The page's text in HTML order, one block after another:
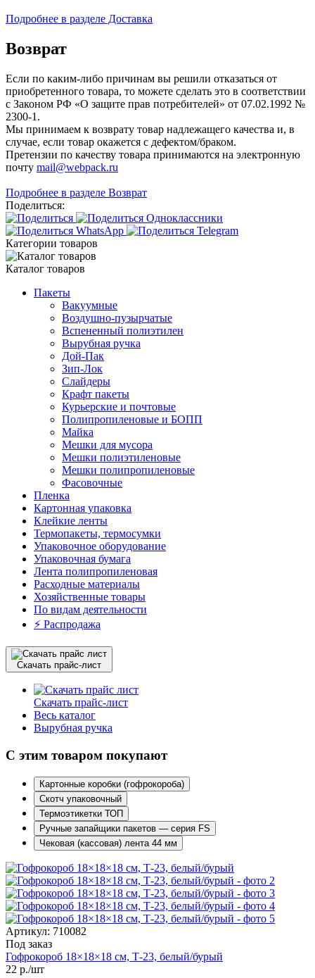
Подробнее в разделе Доставка
Возврат
Если по каким-либо причинам вы решили отказаться от
приобретенного товара, то можете сделать это в соответствии
с Законом РФ «О защите прав потребителей» от 07.02.1992 №
2300-1.
Мы принимаем к возврату товар надлежащего качества и, в
случае, если товар окажется с дефектом/браком.
Претензии по качеству товара принимаются на электронную
почту mail@webpack.ru
Подробнее в разделе Возврат
Поделиться:
Категории товаров
Каталог товаров
Пакеты
Вакуумные
Воздушно-пузырчатые
Вспененный полиэтилен
Вырубная ручка
Дой-Пак
Зип-Лок
Слайдеры
Крафт пакеты
Курьерские и почтовые
Полипропиленовые и БОПП
Майка
Мешки для мусора
Мешки полиэтиленовые
Мешки полипропиленовые
Фасовочные
Пленка
Картонная упаковка
Клейкие ленты
Термопакеты, термосумки
Упаковочное оборудование
Упаковочная бумага
Лента полипропиленовая
Расходные материалы
Хозяйственные товары
По видам деятельности
⚡️ Распродажа
Скачать прайс-лист
Скачать прайс-лист
Весь каталог
Вырубная ручка
С этим товаром покупают
Картонные коробки (гофрокороба)
Скотч упаковочный
Термоэтикетки ТОП
Ручные запайщики пакетов — серия FS
Чековая (кассовая) лента 44 мм
Артикул: 710082
Под заказ
Гофрокороб 18×18×18 см, Т-23, белый/бурый
22 р./шт